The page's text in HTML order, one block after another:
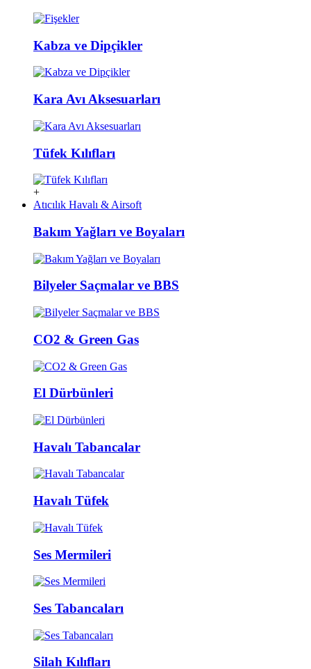
Kabza ve Dipçikler
Kara Avı Aksesuarları
Tüfek Kılıfları
+
Atıcılık Havalı & Airsoft
Bakım Yağları ve Boyaları
Bilyeler Saçmalar ve BBS
CO2 & Green Gas
El Dürbünleri
Havalı Tabancalar
Havalı Tüfek
Ses Mermileri
Ses Tabancaları
Silah Kılıfları